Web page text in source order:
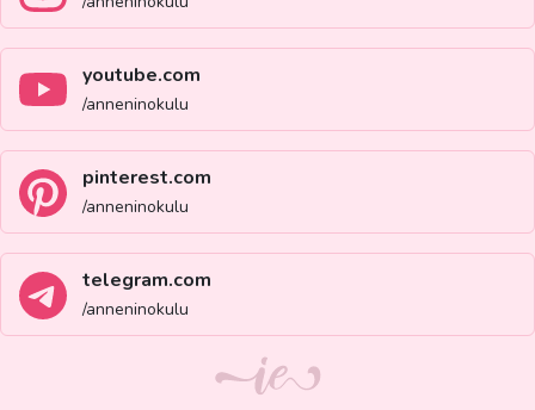
youtube.com
/anneninokulu
pinterest.com
/anneninokulu
telegram.com
/anneninokulu